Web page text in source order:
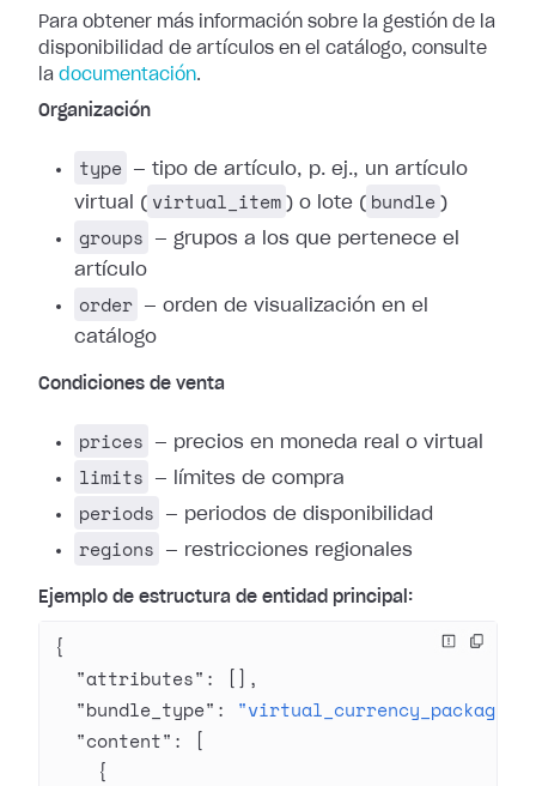
Para obtener más información sobre la gestión de la
disponibilidad de artículos en el catálogo, consulte
la documentación.
Organización
type
— tipo de artículo, p. ej., un artículo
virtual ( virtual_item ) o lote ( bundle )
groups
— grupos a los que pertenece el
artículo
order
— orden de visualización en el
catálogo
Condiciones de venta
prices — precios en moneda real o virtual
limits — límites de compra
periods — periodos de disponibilidad
regions — restricciones regionales
Ejemplo de estructura de entidad principal:
{
  "attributes"
: [],
  "bundle_type"
: "virtual_currency_package"
  "content"
: [
    {